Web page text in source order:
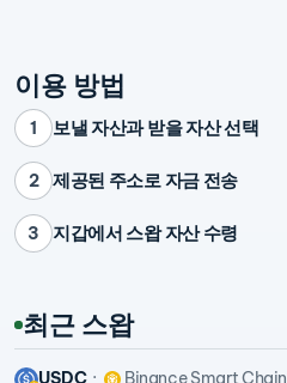
이용 방법
1 보낼 자산과 받을 자산 선택
2 제공된 주소로 자금 전송
3 지갑에서 스왑 자산 수령
최근 스왑
USDC Binance Smart Chain